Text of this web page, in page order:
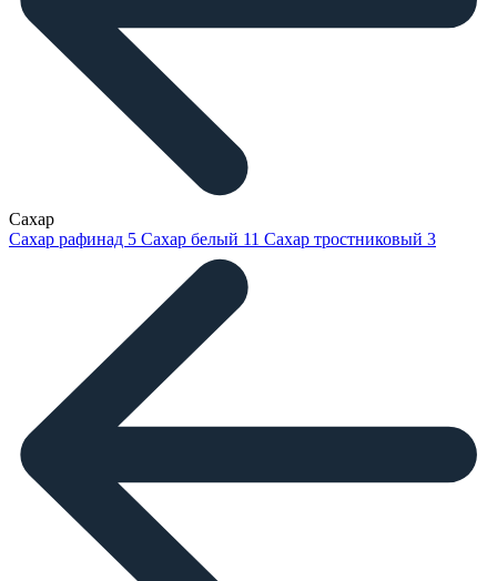
Сахар
Сахар рафинад 5 Сахар белый 11 Сахар тростниковый 3